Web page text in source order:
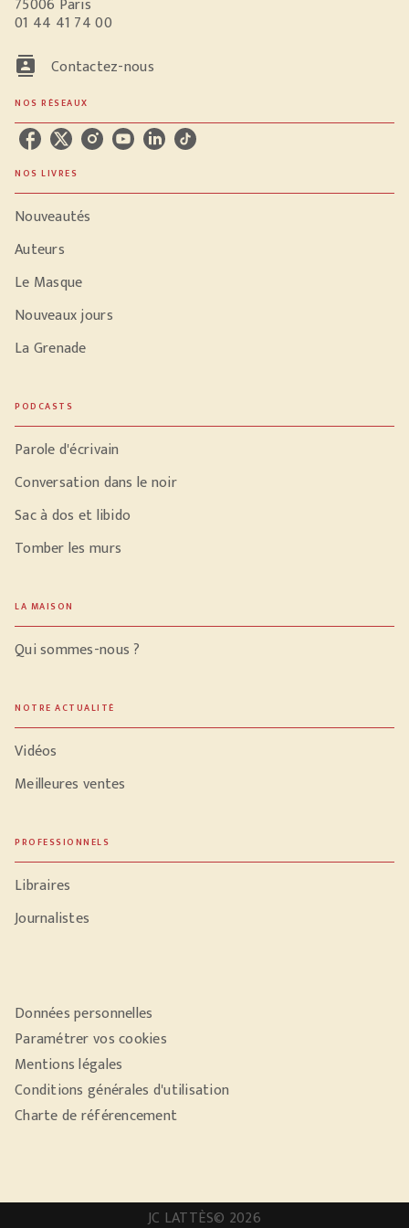
01 44 41 74 00
contacts Contactez-nous
NOS RÉSEAUX
NOS LIVRES
Nouveautés
Auteurs
Le Masque
Nouveaux jours
La Grenade
PODCASTS
Parole d'écrivain
Conversation dans le noir
Sac à dos et libido
Tomber les murs
LA MAISON
Qui sommes-nous ?
NOTRE ACTUALITÉ
Vidéos
Meilleures ventes
PROFESSIONNELS
Libraires
Journalistes
Données personnelles
Paramétrer vos cookies
Mentions légales
Conditions générales d'utilisation
Charte de référencement
JC LATTÈS© 2026